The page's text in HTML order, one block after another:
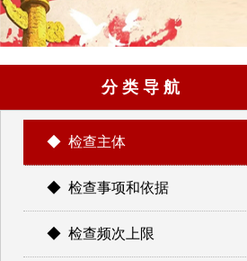
分 类 导 航
◆ 检查主体
◆ 检查事项和依据
◆ 检查频次上限